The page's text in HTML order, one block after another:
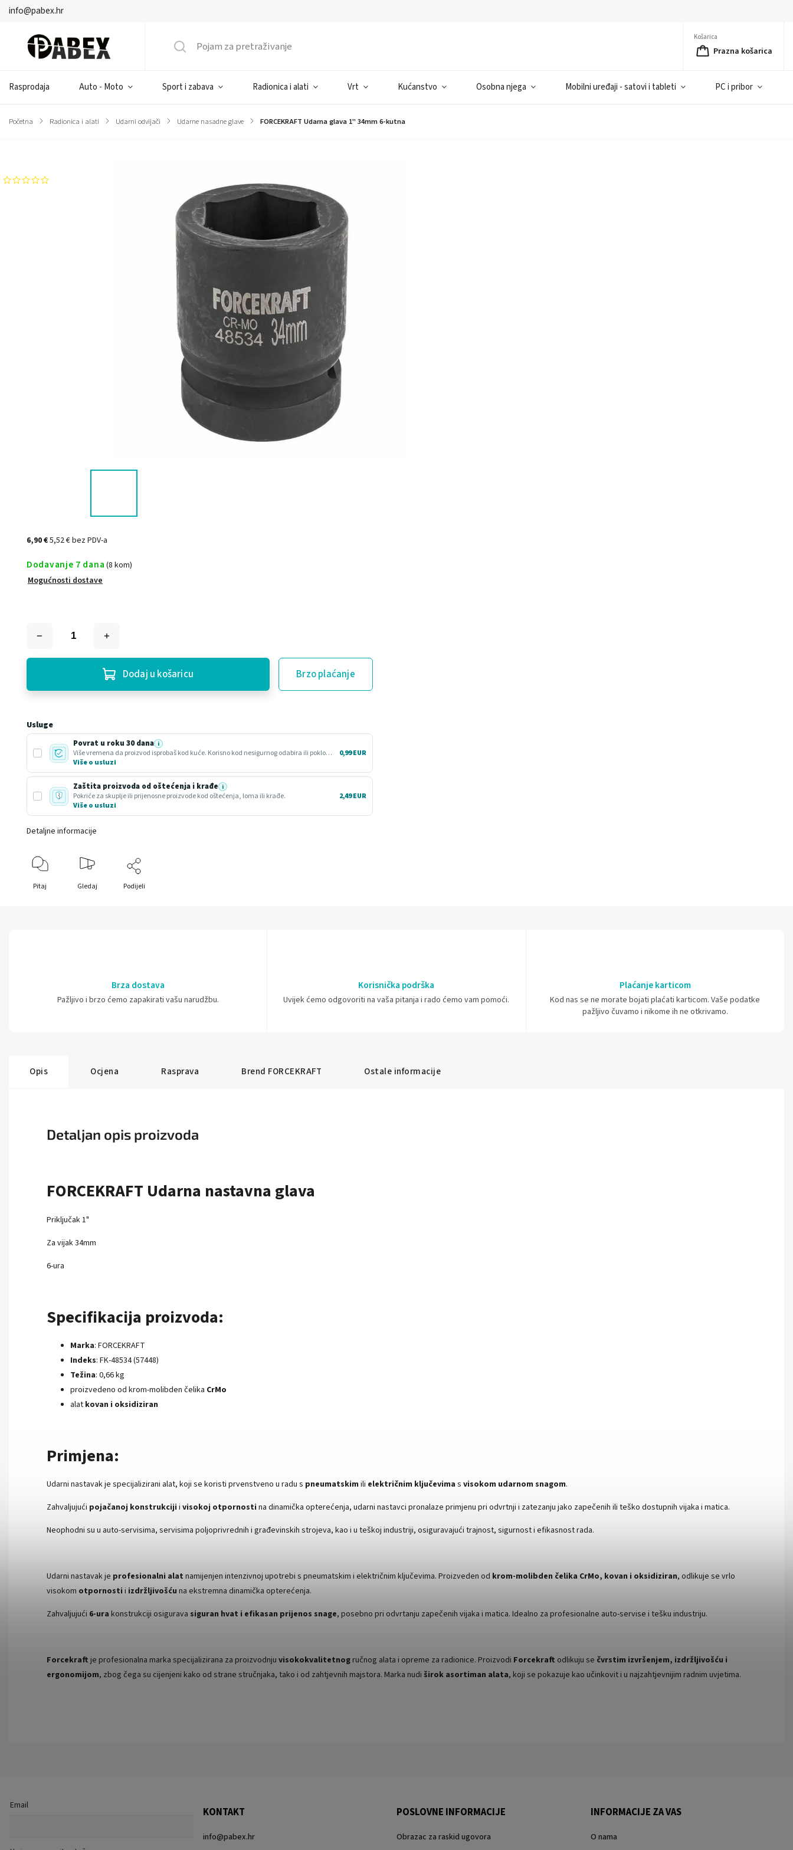
info@pabex.hr
Košarica
Prazna košarica
Rasprodaja Auto - Moto Sport i zabava Radionica i alati Vrt Kućanstvo Osobna njega Mobilni uređaji - satovi i tableti PC i pribor
Početna / Radionica i alati / Udarni odvijači / Udarne nasadne glave / FORCEKRAFT Udarna glava 1" 34mm 6-kutna
6,90 €5,52 € bez PDV-a
Dodavanje 7 dana (8 kom)
Mogućnosti dostave
Dodaj u košaricu Brzo plaćanje
Usluge
Povrat u roku 30 dana i
Više vremena da proizvod isprobaš kod kuće. Korisno kod nesigurnog odabira ili poklona.
Više o usluzi
0,99 EUR
Zaštita proizvoda od oštećenja i krađe i
Pokriće za skuplje ili prijenosne proizvode kod oštećenja, loma ili krađe.
Više o usluzi
2,49 EUR
Detaljne informacije
Pitaj Gledaj Podijeli
Brza dostava
Pažljivo i brzo ćemo zapakirati vašu narudžbu.
Korisnička podrška
Uvijek ćemo odgovoriti na vaša pitanja i rado ćemo vam pomoći.
Plaćanje karticom
Kod nas se ne morate bojati plaćati karticom. Vaše podatke
pažljivo čuvamo i nikome ih ne otkrivamo.
Opis Ocjena Rasprava Brend FORCEKRAFT Ostale informacije
Detaljan opis proizvoda
FORCEKRAFT Udarna nastavna glava
Priključak 1"
Za vijak 34mm
6-ura
Specifikacija proizvoda:
Marka: FORCEKRAFT
Indeks: FK-48534 (57448)
Težina: 0,66 kg
proizvedeno od krom-molibden čelika CrMo
alat kovan i oksidiziran
Primjena:
Udarni nastavak je specijalizirani alat, koji se koristi prvenstveno u radu s pneumatskim ili električnim ključevima s visokom udarnom snagom.
Zahvaljujući pojačanoj konstrukcijii visokoj otpornostina dinamička opterećenja, udarni nastavci pronalaze primjenu pri odvrtnji i zatezanju jako zapečenih ili teško dostupnih vijaka i matica.
Neophodni su u auto-servisima, servisima poljoprivrednih i građevinskih strojeva, kao i u teškoj industriji, osiguravajući trajnost, sigurnost i efikasnost rada.
Udarni nastavak je profesionalni alat namijenjen intenzivnoj upotrebi s pneumatskim i električnim ključevima. Proizveden od krom-molibden čelika CrMo, kovan i oksidiziran, odlikuje se vrlo
visokom otpornosti i izdržljivošću na ekstremna dinamička opterećenja.
Zahvaljujući 6-ura konstrukciji osigurava siguran hvat i efikasan prijenos snage, posebno pri odvrtanju zapečenih vijaka i matica. Idealno za profesionalne auto-servise i tešku industriju.
Forcekraft je profesionalna marka specijalizirana za proizvodnju visokokvalitetnog ručnog alata i opreme za radionice. Proizvodi Forcekraft odlikuju se čvrstim izvršenjem, izdržljivošću i
ergonomijom, zbog čega su cijenjeni kako od strane stručnjaka, tako i od zahtjevnih majstora. Marka nudi širok asortiman alata, koji se pokazuje kao učinkovit i u najzahtjevnijim radnim uvjetima.
Email
KONTAKT
info@pabex.hr
POSLOVNE INFORMACIJE
Obrazac za raskid ugovora
INFORMACIJE ZA VAS
O nama